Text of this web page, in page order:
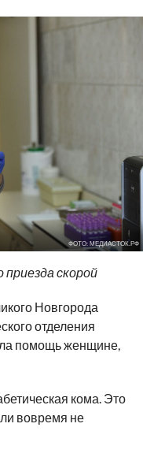
ФОТО: МЕДИАСТОК.РФ
скорой
Новгорода
отделения
помощь женщине,
кома. Это
вовремя не